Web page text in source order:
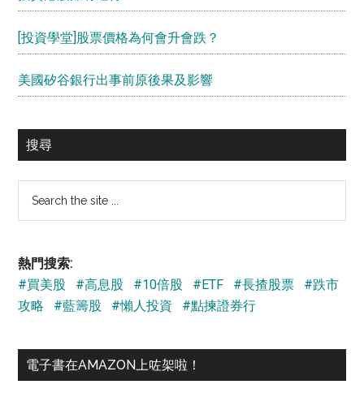
[投資學堂]股票價格為何會升會跌？
美國矽谷銀行出事前原後果及影響
搜尋
熱門搜索:
#買美股
#高息股 #10倍股 #ETF #長揸股票
#跌市
攻略
#藍籌股 #懶人投資 #點揀證券行
電子書在AMAZON上咗架啦！